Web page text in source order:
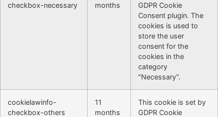
checkbox-necessary
months
GDPR Cookie
Consent plugin. The
cookies is used to
store the user
consent for the
cookies in the
category
"Necessary".
cookielawinfo-
checkbox-others
11
months
This cookie is set by
GDPR Cookie